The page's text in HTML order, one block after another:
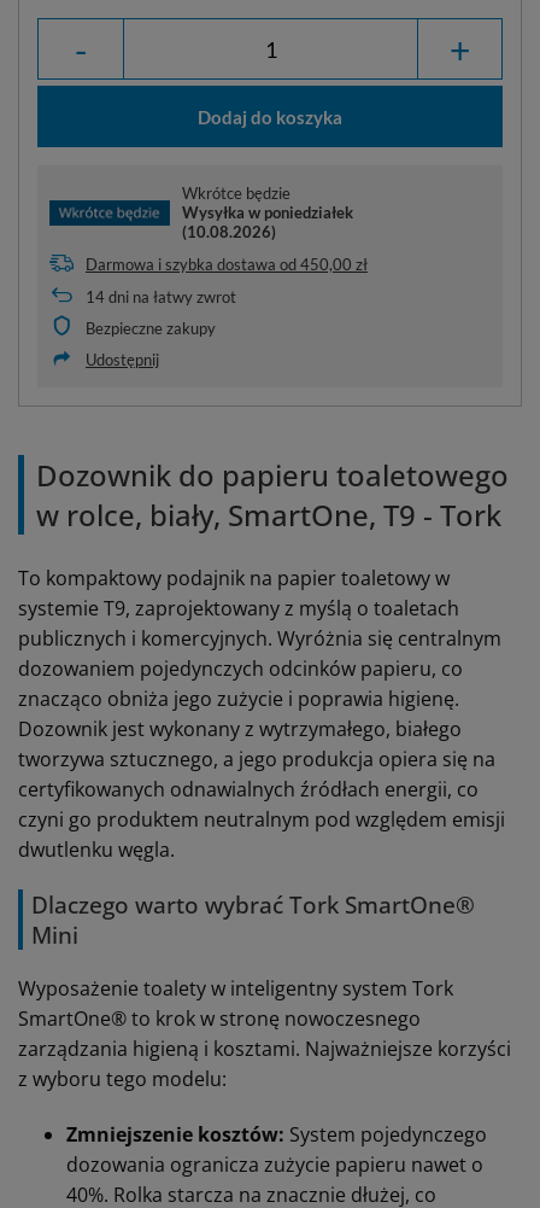
- +
Dodaj do koszyka
Wkrótce będzie
Wysyłka w poniedziałek
(10.08.2026)
Darmowa i szybka dostawa od450,00 zł
14dni na łatwy zwrot
Bezpieczne zakupy
Udostępnij
Dozownik do papieru toaletowego
w rolce, biały, SmartOne, T9 - Tork
To kompaktowy podajnik na papier toaletowy w
systemie T9, zaprojektowany z myślą o toaletach
publicznych i komercyjnych. Wyróżnia się centralnym
dozowaniem pojedynczych odcinków papieru, co
znacząco obniża jego zużycie i poprawia higienę.
Dozownik jest wykonany z wytrzymałego, białego
tworzywa sztucznego, a jego produkcja opiera się na
certyfikowanych odnawialnych źródłach energii, co
czyni go produktem neutralnym pod względem emisji
dwutlenku węgla.
Dlaczego warto wybrać Tork SmartOne®
Mini
Wyposażenie toalety w inteligentny system Tork
SmartOne® to krok w stronę nowoczesnego
zarządzania higieną i kosztami. Najważniejsze korzyści
z wyboru tego modelu:
Zmniejszenie kosztów: System pojedynczego
dozowania ogranicza zużycie papieru nawet o
40%. Rolka starcza na znacznie dłużej, co